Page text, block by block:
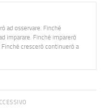
ad osservare. Finché
imparare. Finché imparerò
crescerò continuerò a